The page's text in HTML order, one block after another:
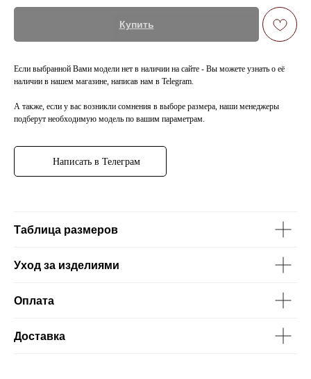
Купить
Если выбранной Вами модели нет в наличии на сайте - Вы можете узнать о её
наличии в нашем магазине, написав нам в Telegram.
А также, если у вас возникли сомнения в выборе размера, наши менеджеры
подберут необходимую модель по вашим параметрам.
Написать в Телеграм
Таблица размеров
Уход за изделиями
Оплата
Доставка